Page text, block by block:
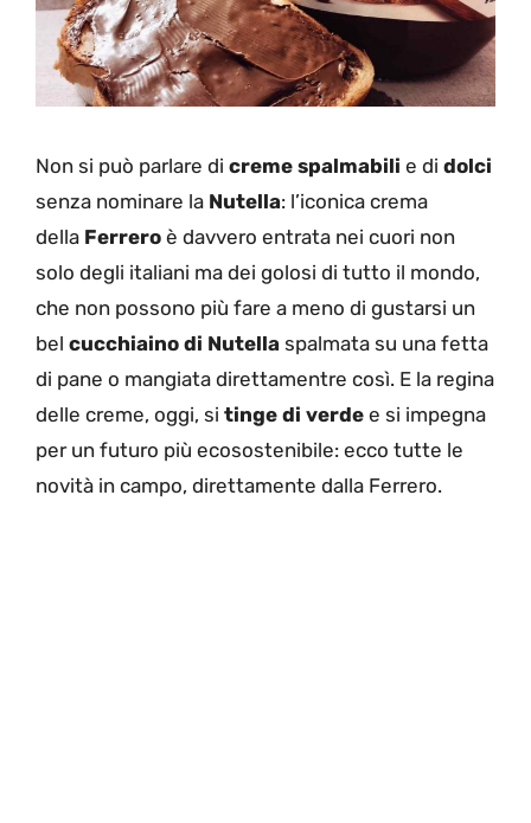
Non si può parlare di creme spalmabili e di dolci
senza nominare la Nutella: l’iconica crema
della Ferrero è davvero entrata nei cuori non
solo degli italiani ma dei golosi di tutto il mondo,
che non possono più fare a meno di gustarsi un
bel cucchiaino di Nutella spalmata su una fetta
di pane o mangiata direttamentre così. E la regina
delle creme, oggi, si tinge di verde e si impegna
per un futuro più ecosostenibile: ecco tutte le
novità in campo, direttamente dalla Ferrero.